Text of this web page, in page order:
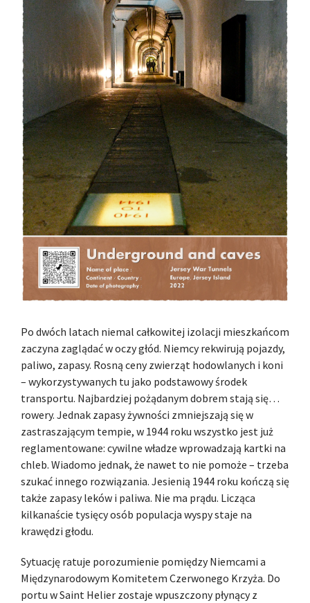
Po dwóch latach niemal całkowitej izolacji mieszkańcom
zaczyna zaglądać w oczy głód. Niemcy rekwirują pojazdy,
paliwo, zapasy. Rosną ceny zwierząt hodowlanych i koni
– wykorzystywanych tu jako podstawowy środek
transportu. Najbardziej pożądanym dobrem stają się…
rowery. Jednak zapasy żywności zmniejszają się w
zastraszającym tempie, w 1944 roku wszystko jest już
reglamentowane: cywilne władze wprowadzają kartki na
chleb. Wiadomo jednak, że nawet to nie pomoże – trzeba
szukać innego rozwiązania. Jesienią 1944 roku kończą się
także zapasy leków i paliwa. Nie ma prądu. Licząca
kilkanaście tysięcy osób populacja wyspy staje na
krawędzi głodu.
Sytuację ratuje porozumienie pomiędzy Niemcami a
Międzynarodowym Komitetem Czerwonego Krzyża. Do
portu w Saint Helier zostaje wpuszczony płynący z